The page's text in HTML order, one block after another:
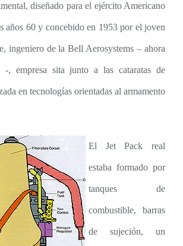
diseñado para el ejército Americano
años 60 y concebido en 1953 por el joven
ingeniero de la Bell Aerosystems – ahora
-, empresa sita junto a las cataratas de
en tecnologías orientadas al armamento
El Jet Pack real
estaba formado por
tanques de
combustible, barras
de sujeción, un